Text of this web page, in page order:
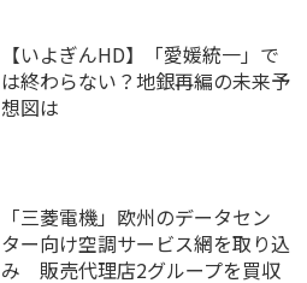
【いよぎんHD】「愛媛統一」で
は終わらない？地銀再編の未来予
想図は
「三菱電機」欧州のデータセン
ター向け空調サービス網を取り込
み 販売代理店2グループを買収